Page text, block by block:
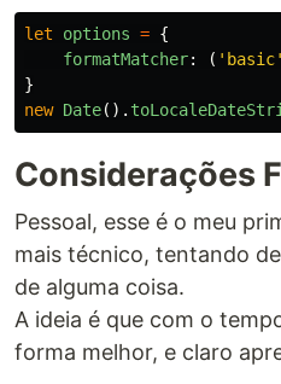
let options = {
formatMatcher: ( ' basic'
}
new Date().
Considerações
Pessoal, esse é o meu
mais técnico, tentando
de alguma coisa.
A ideia é que com o
forma melhor, e claro